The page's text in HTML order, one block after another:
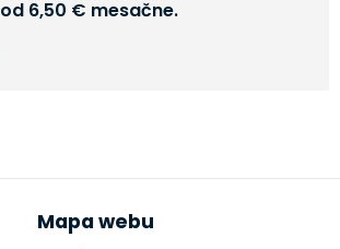
od 6,50 € mesačne.
Mapa webu